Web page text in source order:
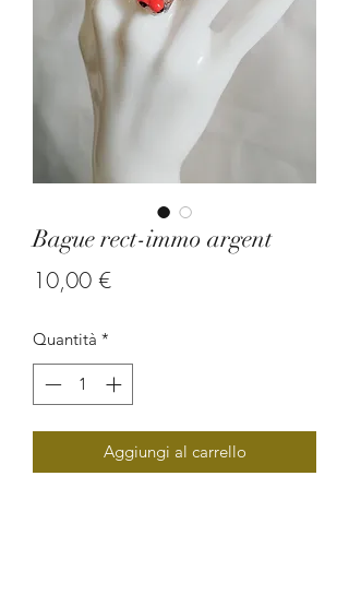
Bague rect-immo argent
10,00 €Prezzo
Quantità *
Aggiungi al carrello